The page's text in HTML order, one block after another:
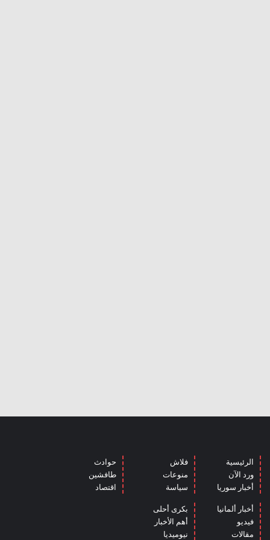
الرئيسية
ورد الآن
أخبار سوريا
فلاش
منوعات
سياسة
حوادث
طافشين
اقتصاد
أخبار ألمانيا
فيديو
مقالات
بكرى أحلى
أهم الأخبار
نيوميديا